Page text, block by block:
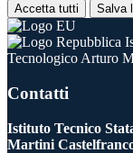
Accetta tutti Salva
Tecnologico Arturo
Contatti
Istituto Tecnico
Martini